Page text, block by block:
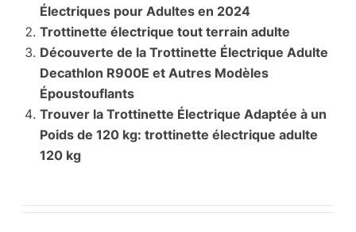
Électriques pour Adultes en 2024
Trottinette électrique tout terrain adulte
Découverte de la Trottinette Électrique Adulte
Decathlon R900E et Autres Modèles
Époustouflants
Trouver la Trottinette Électrique Adaptée à un
Poids de 120 kg: trottinette électrique adulte
120 kg